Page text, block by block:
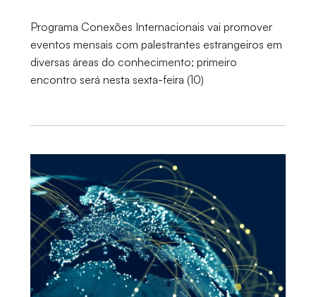
Programa Conexões Internacionais vai promover
eventos mensais com palestrantes estrangeiros em
diversas áreas do conhecimento; primeiro
encontro será nesta sexta-feira (10)